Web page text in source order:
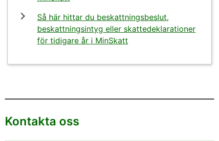
Så här hittar du beskattningsbeslut,
beskattningsintyg eller skattedeklarationer
för tidigare år i MinSkatt
Kontakta oss